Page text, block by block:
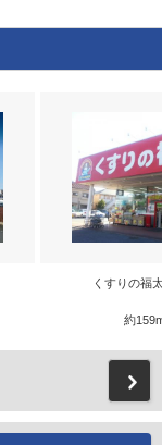
くすりの福
約